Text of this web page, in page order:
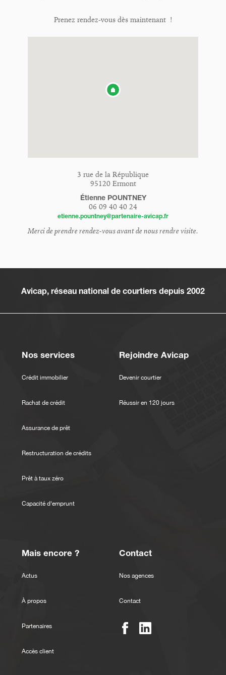
Prenez rendez-vous dès maintenant !
3 rue de la République
95120 Ermont
Étienne POUNTNEY
06 09 40 40 24
etienne.pountney@partenaire-avicap.fr
Merci de prendre rendez-vous avant de nous rendre visite.
Avicap, réseau national de courtiers depuis 2002
Nos services
Crédit immobilier
Rachat de crédit
Assurance de prêt
Restructuration de crédits
Prêt à taux zéro
Capacité d'emprunt
Rejoindre Avicap
Devenir courtier
Réussir en 120 jours
Mais encore ?
Actus
À propos
Partenaires
Accès client
Contact
Nos agences
Contact